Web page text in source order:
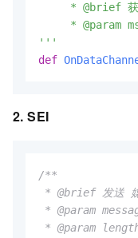
* @brief
* @param
'''
def
2. SEI
/**
* @brief 发送 媒
* @param
* @param